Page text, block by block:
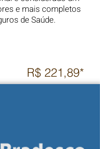
e mais completos
de Saúde.
R$ 221,89*